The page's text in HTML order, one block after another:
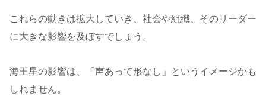
これらの動きは拡大していき、社会や組織、そのリーダー
に大きな影響を及ぼすでしょう。
海王星の影響は、「声あって形なし」というイメージかも
しれません。